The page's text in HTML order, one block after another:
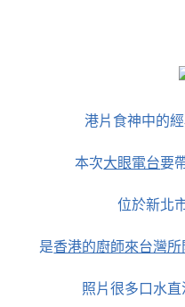
港片食神中的
本次大眼電台要
位於新北
是香港的廚師來台灣
照片很多口水